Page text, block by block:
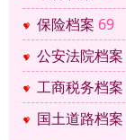
保险档案 69
公安法院档案
工商税务档案
国土道路档案